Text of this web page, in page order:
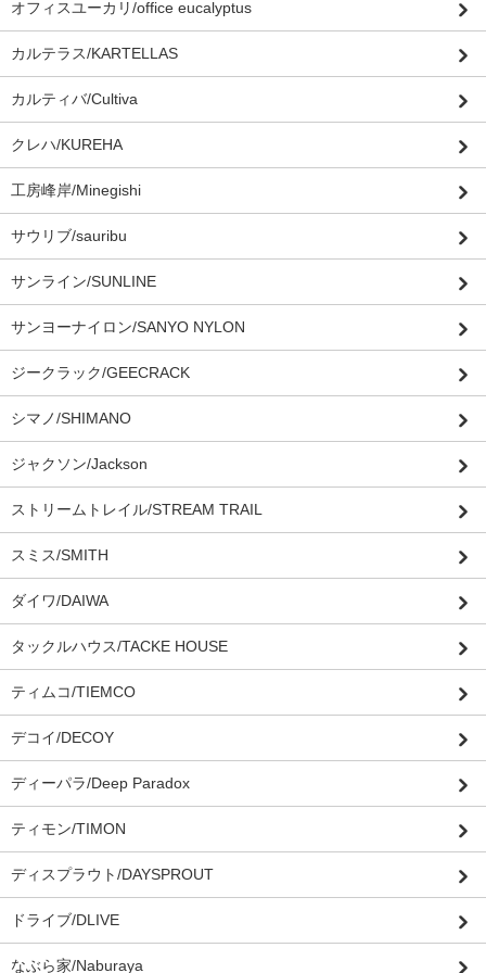
オフィスユーカリ/office eucalyptus
カルテラス/KARTELLAS
カルティバ/Cultiva
クレハ/KUREHA
工房峰岸/Minegishi
サウリブ/sauribu
サンライン/SUNLINE
サンヨーナイロン/SANYO NYLON
ジークラック/GEECRACK
シマノ/SHIMANO
ジャクソン/Jackson
ストリームトレイル/STREAM TRAIL
スミス/SMITH
ダイワ/DAIWA
タックルハウス/TACKE HOUSE
ティムコ/TIEMCO
デコイ/DECOY
ディーパラ/Deep Paradox
ティモン/TIMON
ディスプラウト/DAYSPROUT
ドライブ/DLIVE
なぶら家/Naburaya